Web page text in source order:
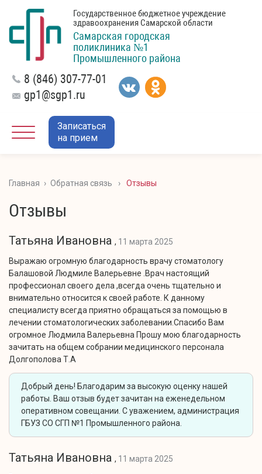
Государственное бюджетное учреждение
здравоохранения Самарской области
Самарская городская
поликлиника №1
Промышленного района
8 (846) 307-77-01
gp1@sgp1.ru
Записаться
на прием
Главная › Обратная связь › Отзывы
Отзывы
Татьяна Ивановна , 11 марта 2025
Выражаю огромную благодарность врачу стоматологу
Балашовой Людмиле Валерьевне .Врач настоящий
профессионал своего дела ,всегда очень тщательно и
внимательно относится к своей работе. К данному
специалисту всегда приятно обращаться за помощью в
лечении стоматологических заболевании.Спасибо Вам
огромное Людмила Валерьевна Прошу мою благодарность
зачитать на общем собрании медицинского персонала
Долгополова Т.А
Добрый день! Благодарим за высокую оценку нашей
работы. Ваш отзыв будет зачитан на еженедельном
оперативном совещании. С уважением, администрация
ГБУЗ СО СГП №1 Промышленного района.
Татьяна Ивановна , 11 марта 2025